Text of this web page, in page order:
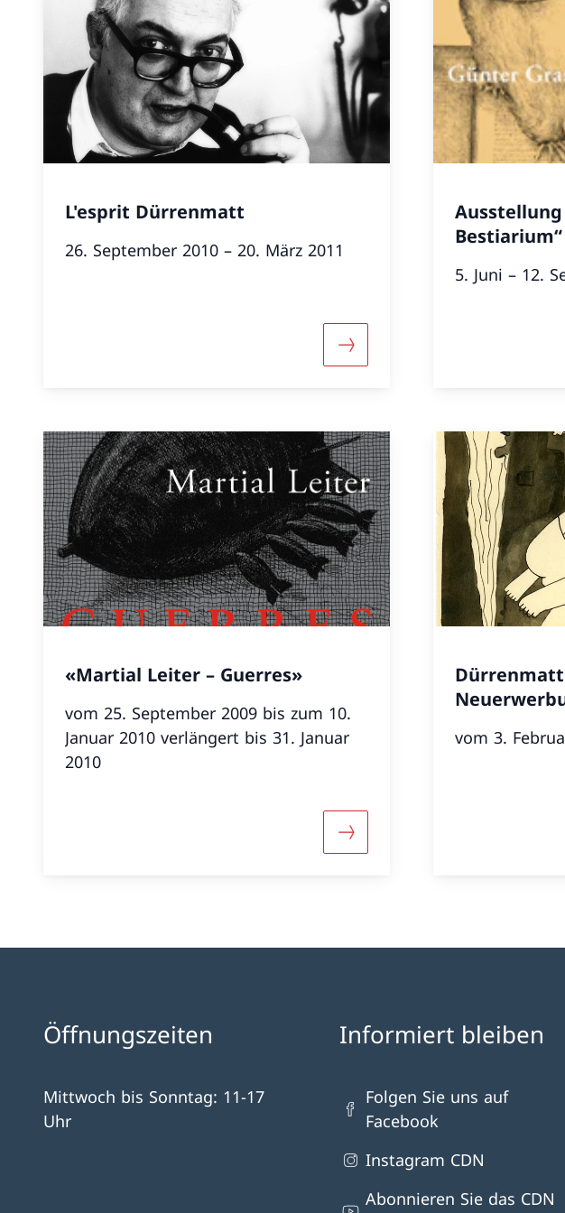
L'esprit Dürrenmatt
26. September 2010 – 20. März 2011
Mehr über «L'esprit
Ausstellung
Bestiarium“
5. Juni – 12.
«Martial Leiter – Guerres»
vom 25. September 2009 bis zum 10.
Januar 2010 verlängert bis 31. Januar
2010
Mehr über ««Martial Leiter –
vom 3.
Öffnungszeiten
Mittwoch bis Sonntag: 11-17
Uhr
Informiert bleiben
Folgen Sie uns auf
Facebook
Instagram CDN
Abonnieren Sie das CDN